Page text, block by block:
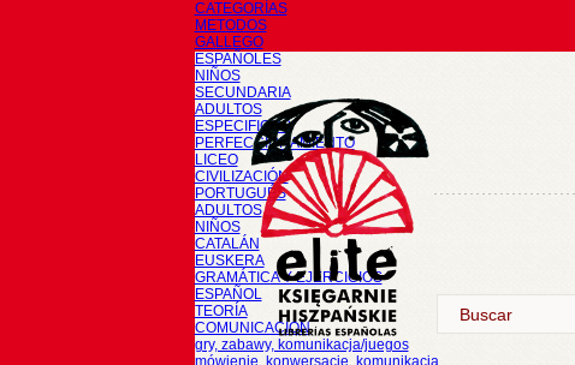
CATEGORÍAS
METODOS
GALLEGO
ESPAÑOLES
NIÑOS
SECUNDARIA
ADULTOS
ESPECIFICOS
PERFECCIONAMIENTO
LICEO
CIVILIZACIÓN
PORTUGUÉS
ADULTOS
NIÑOS
CATALÁN
EUSKERA
GRAMÁTICA Y EJERCICIOS
ESPAÑOL
TEORÍA
COMUNICACIÓN
gry, zabawy, komunikacja/juegos
mówienie, konwersacje, komunikacja